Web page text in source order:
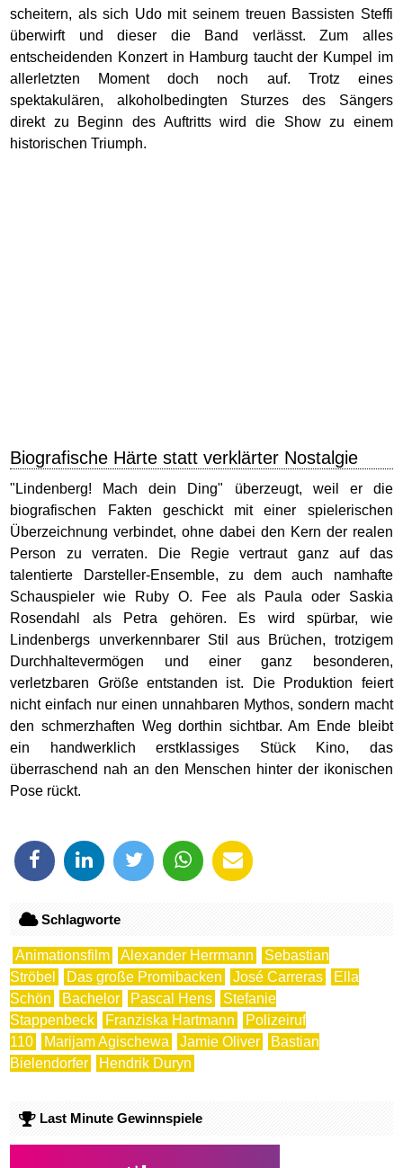
scheitern, als sich Udo mit seinem treuen Bassisten Steffi
überwirft und dieser die Band verlässt. Zum alles
entscheidenden Konzert in Hamburg taucht der Kumpel im
allerletzten Moment doch noch auf. Trotz eines
spektakulären, alkoholbedingten Sturzes des Sängers
direkt zu Beginn des Auftritts wird die Show zu einem
historischen Triumph.
Biografische Härte statt verklärter Nostalgie
"Lindenberg! Mach dein Ding" überzeugt, weil er die
biografischen Fakten geschickt mit einer spielerischen
Überzeichnung verbindet, ohne dabei den Kern der realen
Person zu verraten. Die Regie vertraut ganz auf das
talentierte Darsteller-Ensemble, zu dem auch namhafte
Schauspieler wie Ruby O. Fee als Paula oder Saskia
Rosendahl als Petra gehören. Es wird spürbar, wie
Lindenbergs unverkennbarer Stil aus Brüchen, trotzigem
Durchhaltevermögen und einer ganz besonderen,
verletzbaren Größe entstanden ist. Die Produktion feiert
nicht einfach nur einen unnahbaren Mythos, sondern macht
den schmerzhaften Weg dorthin sichtbar. Am Ende bleibt
ein handwerklich erstklassiges Stück Kino, das
überraschend nah an den Menschen hinter der ikonischen
Pose rückt.
Schlagworte
Animationsfilm Alexander Herrmann
Sebastian
Ströbel
Das große Promibacken José Carreras
Ella
Schön
Bachelor Pascal Hens
Stefanie
Stappenbeck
Franziska Hartmann
Polizeiruf
110
Marijam Agischewa Jamie Oliver
Bastian
Bielendorfer
Hendrik Duryn
Last Minute Gewinnspiele